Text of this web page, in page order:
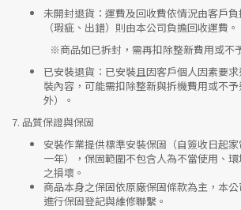
未開封退貨 ：運費及回收費依情況由客戶
（瑕疵、出錯）則由本公司負擔回收運費。
※商品如已拆封，需再扣除整新費用或不
已安裝退貨 ：已安裝且因客戶個人因素要
裝內容，可能需扣除整新與拆機費用或不
外）。
7. 品質保證與保固
安裝作業提供標準安裝保固（自簽收日起
一年），保固範圍不包含人為不當使用、
之損壞。
商品本身之保固依原廠保固條款為主，本
進行保固登記與維修聯繫。